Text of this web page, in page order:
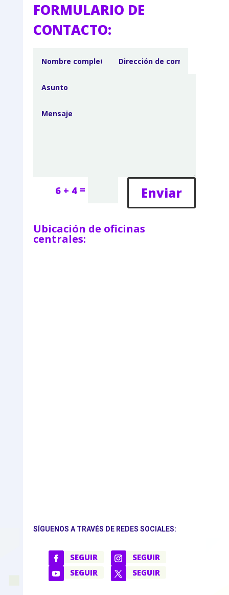
FORMULARIO DE
CONTACTO:
6 + 4 = Enviar
Ubicación de oficinas
centrales:
SÍGUENOS A TRAVÉS DE REDES SOCIALES:
SEGUIR
SEGUIR
SEGUIR
SEGUIR